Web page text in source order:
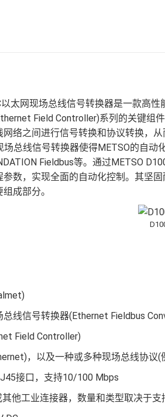
以太网现场总线信号转换器是一款高
Field Controller)系列的关键组
络之间进行信号转换和协议转换，
场总线信号转换器使得METSO的自
Fieldbus等。通过METSO
数，实现全面的自动化控制。其坚
成部分。
线信号转换器(Ethernet Fieldbus
Field Controller)
，以及一种或多种现场总线协议(
接口，支持10/100 Mbps
他工业连接器，数量和类型取决于支